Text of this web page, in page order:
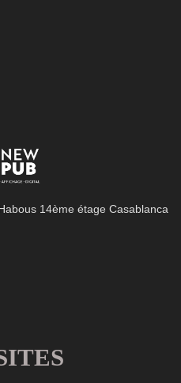
14ème étage Casablanca